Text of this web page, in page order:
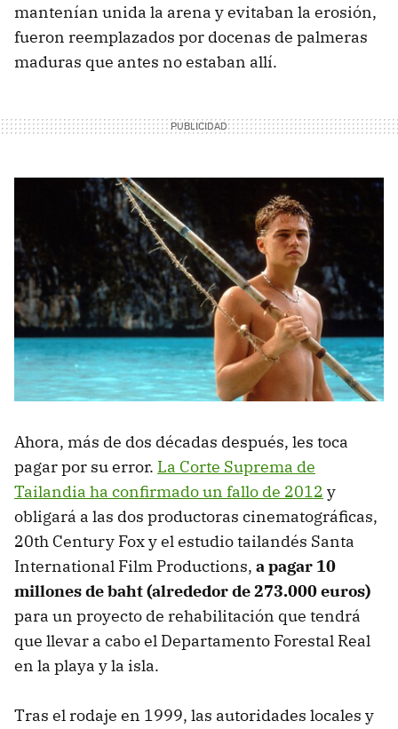
mantenían unida la arena y evitaban la erosión,
fueron reemplazados por docenas de palmeras
maduras que antes no estaban allí.
Ahora, más de dos décadas después, les toca
pagar por su error. La Corte Suprema de
Tailandia ha confirmado un fallo de 2012 y
obligará a las dos productoras cinematográficas,
20th Century Fox y el estudio tailandés Santa
International Film Productions, a pagar 10
millones de baht (alrededor de 273.000 euros)
para un proyecto de rehabilitación que tendrá
que llevar a cabo el Departamento Forestal Real
en la playa y la isla.
Tras el rodaje en 1999, las autoridades locales y